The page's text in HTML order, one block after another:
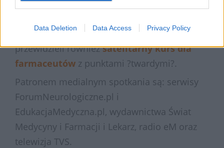
Data Deletion Data Access Privacy Policy
Podczas konferencji, organizatorzy
przewidzieli również satelitarny kurs dla
farmaceutów z punktami ?twardymi?.
Patronem medialnym spotkania są: serwisy
ForumNeurologiczne.pl i
EdukacjaMedyczna.pl, wydawnictwa Świat
Medycyny i Farmacji i Lekarz, radio eM oraz
telewizja TVS.